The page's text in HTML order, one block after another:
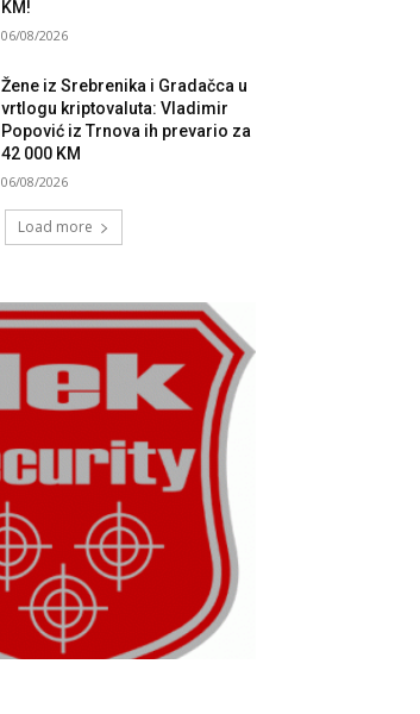
KM!
06/08/2026
Žene iz Srebrenika i Gradačca u
vrtlogu kriptovaluta: Vladimir
Popović iz Trnova ih prevario za
42 000 KM
06/08/2026
Load more